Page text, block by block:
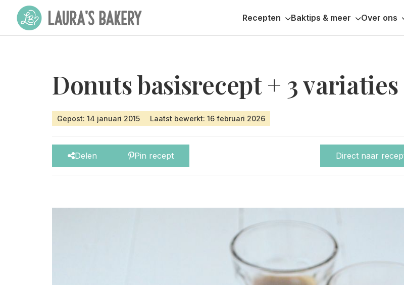
Recepten Baktips & meer Over ons
Donuts basisrecept + 3 variaties
Gepost: 14 januari 2015 Laatst bewerkt: 16 februari 2026
Delen Pin recept Direct naar